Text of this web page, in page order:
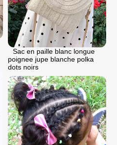
Sac en paille blanc longue
poignee jupe blanche polka
dots noirs